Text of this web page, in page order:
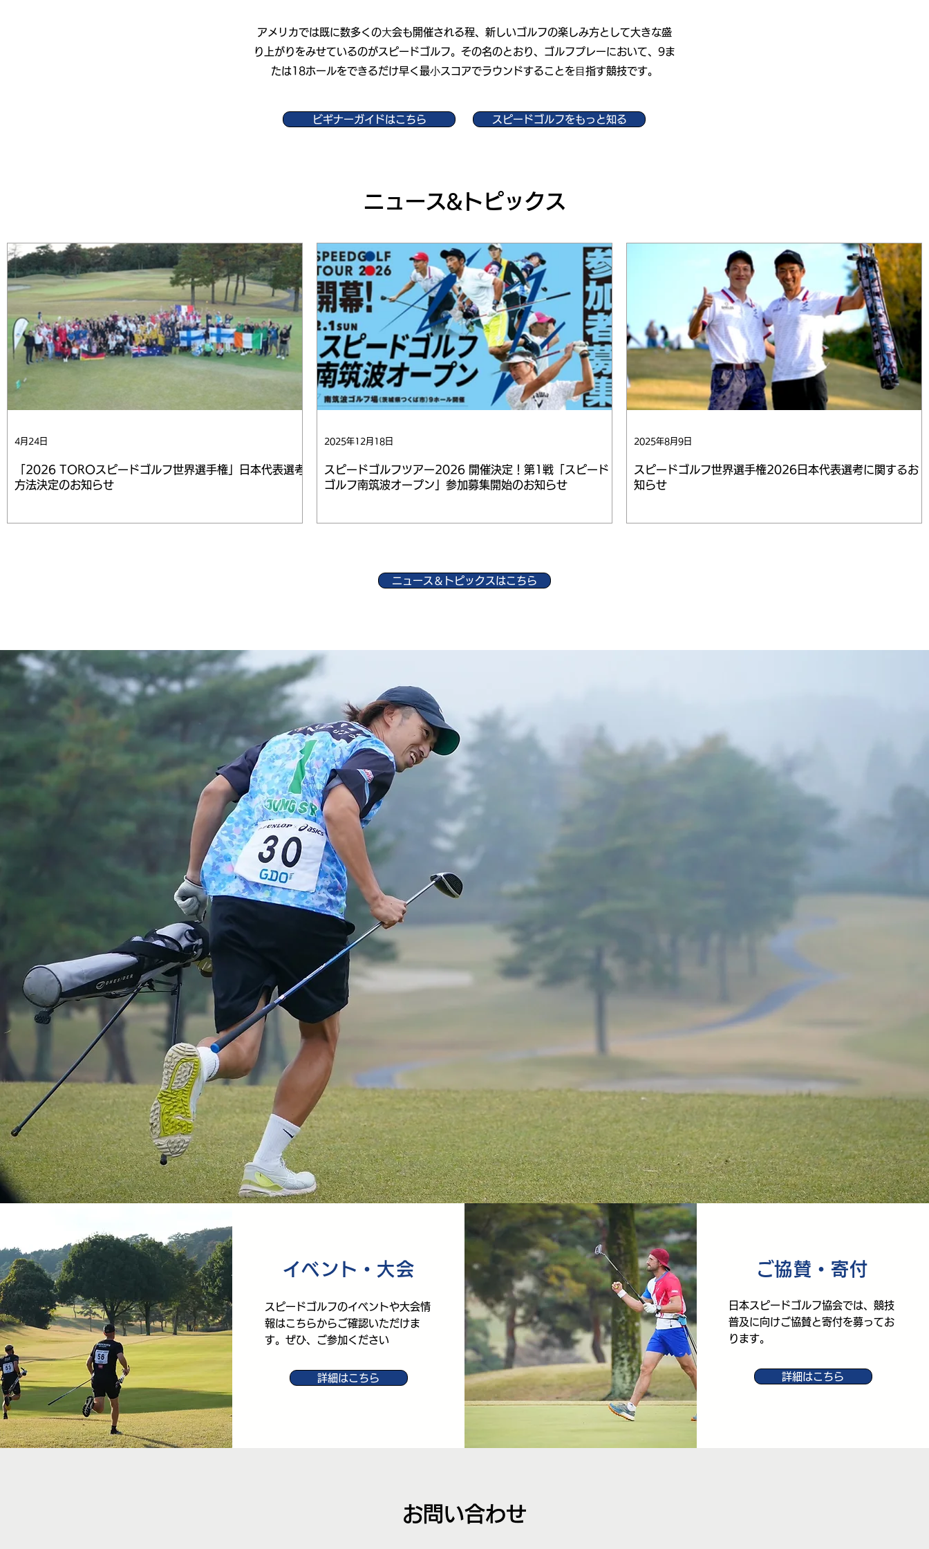
アメリカでは既に数多くの⼤会も開催される程、新しいゴルフの楽しみ方として大きな盛
り上がりをみせているのがスピードゴルフ。その名のとおり、ゴルフプレーにおいて、9ま
たは18ホールをできるだけ早く最⼩スコアでラウンドすることを⽬指す競技です。
ビギナーガイドはこちら スピードゴルフをもっと知る
ニュース&トピックス
「2026 TOROスピードゴルフ世界選手権」日本代表選考
方法決定のお知らせ
4月24日
スピードゴルフツアー2026 開催決定！第1戦「スピード
ゴルフ南筑波オープン」参加募集開始のお知らせ
2025年12月18日
スピードゴルフ世界選手権2026日本代表選考に関するお
知らせ
2025年8月9日
ニュース＆トピックスはこちら
イベント・大会
スピードゴルフのイベントや大会情
報はこちらからご確認いただけま
す。ぜひ、ご参加ください
詳細はこちら
​ご協賛・寄付
日本スピードゴルフ協会では、競技
普及に向けご協賛と寄付を募ってお
ります。
詳細はこちら
お問い合わせ